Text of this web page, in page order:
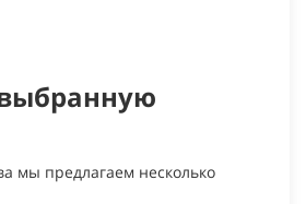
мы предлагаем несколько